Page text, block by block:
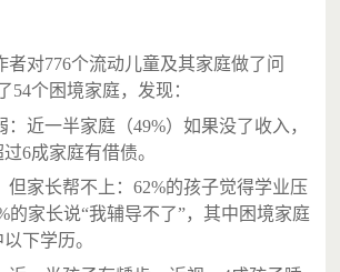
者对776个流动儿童及其家庭做了问
54个困境家庭，发现：
：近一半家庭（49%）如果没了收入，
6成家庭有借债。
但家长帮不上：62%的孩子觉得学业压
的家长说“我辅导不了”，其中困境家庭
下学历。